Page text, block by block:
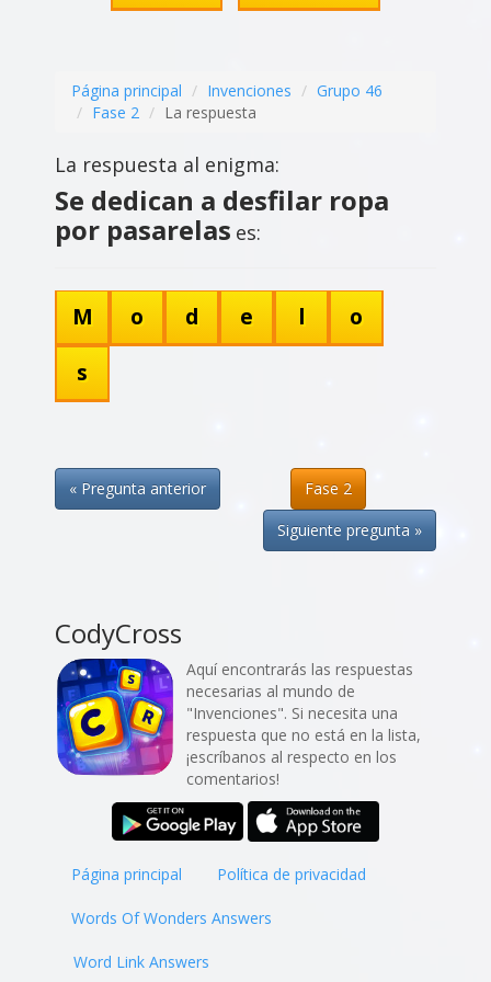
Página principal Invenciones
Grupo 46
Fase 2
La respuesta
La respuesta al enigma:
Se dedican a desfilar ropa
por pasarelas es:
M o d e l
o
s
« Pregunta anterior
Fase 2
Siguiente pregunta »
CodyCross
Aquí encontrarás las respuestas
necesarias al mundo de
"Invenciones". Si necesita una
respuesta que no está en la lista,
¡escríbanos al respecto en los
comentarios!
Página principal Política de privacidad
Words Of Wonders Answers
Word Link Answers